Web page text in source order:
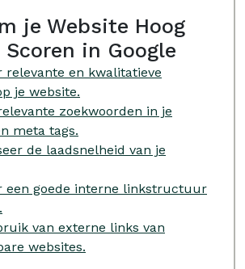
je Website Hoog
in Google
relevante en kwalitatieve
je website.
zoekwoorden in je
meta tags.
de laadsnelheid van je
een goede interne linkstructuur
van externe links van
websites.